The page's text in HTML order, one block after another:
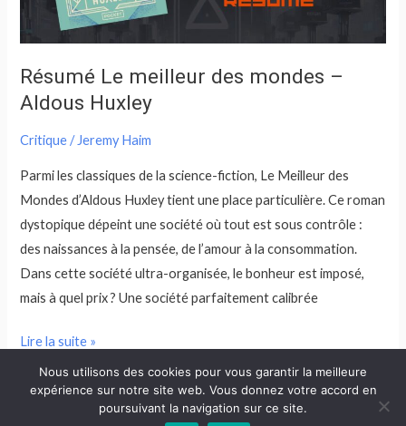
Résumé Le meilleur des mondes –
Aldous Huxley
Critique/ Jeremy Haim
Parmi les classiques de la science-fiction, Le Meilleur des
Mondes d’Aldous Huxley tient une place particulière. Ce roman
dystopique dépeint une société où tout est sous contrôle :
des naissances à la pensée, de l’amour à la consommation.
Dans cette société ultra-organisée, le bonheur est imposé,
mais à quel prix ? Une société parfaitement calibrée
Huxley
Lire la suite »
Nous utilisons des cookies pour vous garantir la meilleure
expérience sur notre site web. Vous donnez votre accord en
poursuivant la navigation sur ce site.